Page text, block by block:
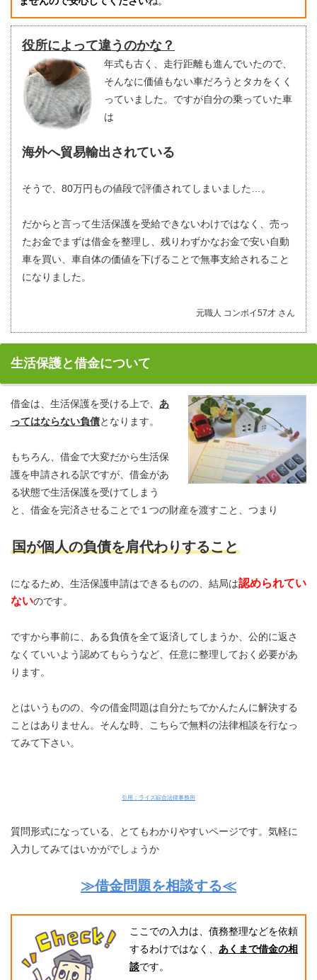
役所によって違うのかな？
年式も古く、走行距離も進んでいたので、
そんなに価値もない車だろうとタカをくく
っていました。ですが自分の乗っていた車
は
海外へ貿易輸出されている
そうで、80万円もの値段で評価されてしまいました…。
だからと言って生活保護を受給できないわけではなく、売っ
たお金でまずは借金を整理し、残りわずかなお金で安い自動
車を買い、車自体の価値を下げることで無事支給されること
になりました。
元職人 コンボイ57才 さん
生活保護と借金について
借金は、生活保護を受ける上で、 あ
ってはならない負債となります。
もちろん、借金で大変だから生活保
護を申請される訳ですが、借金があ
る状態で生活保護を受けてしまう
と、借金を完済させることで１つの財産を渡すこと、つまり
国が個人の負債を肩代わりすること
になるため、生活保護申請はできるものの、結局は認められてい
ないのです。
ですから事前に、ある負債を全て返済してしまうか、公的に返さ
なくていいよう認めてもらうなど、任意に整理しておく必要があ
ります。
とはいうものの、今の借金問題は自分たちでかんたんに解決する
ことはありません。そんな時、こちらで無料の法律相談を行なっ
てみて下さい。
引用：ライズ綜合法律事務所
質問形式になっている、とてもわかりやすいページです。気軽に
入力してみてはいかがでしょうか
≫借金問題を相談する≪
ここでの入力は、債務整理などを依頼
するわけではなく、 あくまで借金の相
談です。